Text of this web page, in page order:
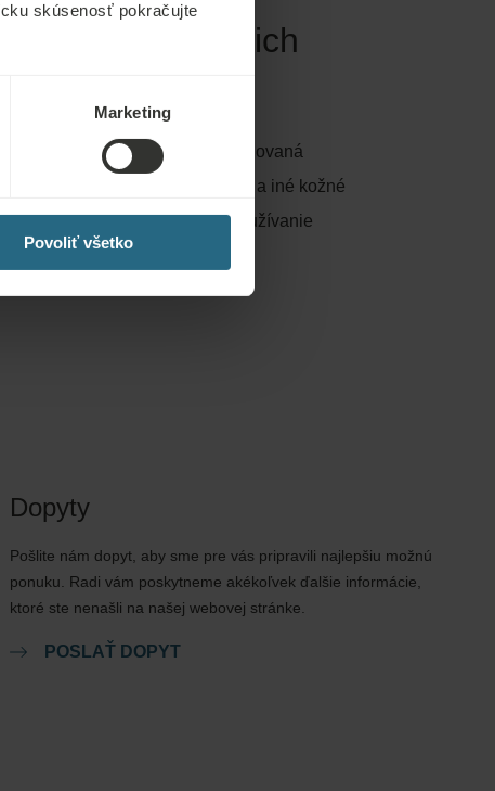
skúsenosť pokračujte
Marketing
Povoliť všetko
v nasledujúcich
zápal, neliečená alebo nekontrolovaná
flebitída, vredy na nohách a iné kožné
tehotenstvo, psychóza, užívanie
Dopyty
Pošlite nám dopyt, aby sme pre vás pripravili najlepšiu možnú
ponuku. Radi vám poskytneme akékoľvek ďalšie informácie,
ktoré ste nenašli na našej webovej stránke.
POSLAŤ DOPYT